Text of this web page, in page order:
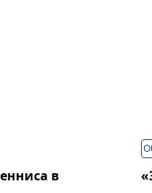
в